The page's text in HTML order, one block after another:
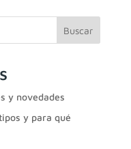
Buscar
y novedades
y para qué